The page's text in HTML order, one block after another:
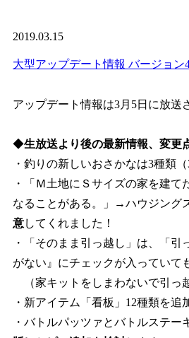
2019.03.15
大型アップデート情報 バージョン
アップデート情報は3月5日に放送
◆生放送より後の最新情報、変更
・釣りの新しいおさかなは3種類
・「Ｍ土地にＳサイズの家を建
なることがある。」→ハウジング
意してくれました！
・「そのまま引っ越し」は、「
がない』にチェックが入っていて
（家キットをしまわないで引っ
・新アイテム「看板」12種類を追
・バトルパッツァとバトルステー